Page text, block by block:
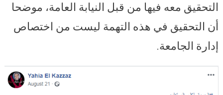
التحقيق معه فيها من قبل النيابة العامة، موضحا
أن التحقيق في هذه التهمة ليست من اختصاص
إدارة الجامعة.